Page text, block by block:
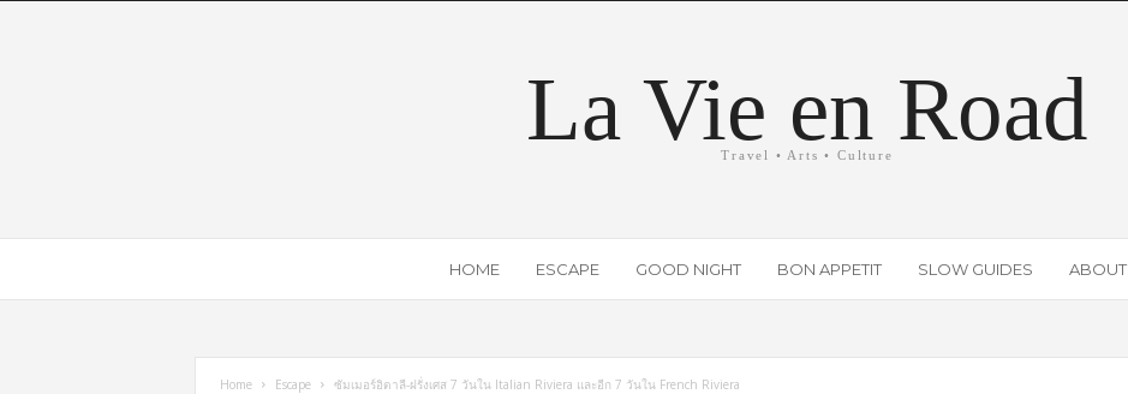
La Vie en Road
Travel • Arts • Culture
HOME ESCAPE GOOD NIGHT BON APPETIT SLOW GUIDES ABOUT
Home Escape ซัมเมอร์อิตาลี-ฝรั่งเศส 7 วันใน Italian Riviera และอีก 7 วันใน French Riviera